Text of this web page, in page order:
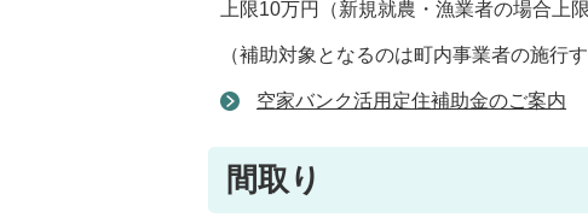
上限10万円（新規就農・漁業者の場合上
（補助対象となるのは町内事業者の施行
空家バンク活用定住補助金のご案内
間取り